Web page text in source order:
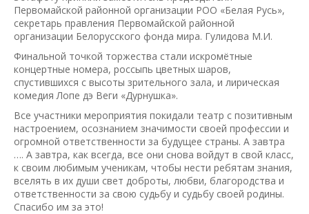
Первомайской районной организации РОО «Белая Русь»,
секретарь правления Первомайской районной
организации Белорусского фонда мира. Гулидова М.И.
Финальной точкой торжества стали искромётные
концертные номера, россыпь цветных шаров,
спустившихся с высоты зрительного зала, и лирическая
комедия Лопе дэ Веги «Дурнушка».
Все участники мероприятия покидали театр с позитивным
настроением, осознанием значимости своей профессии и
огромной ответственности за будущее страны. А завтра
…. А завтра, как всегда, все они снова войдут в свой класс,
к своим любимым ученикам, чтобы нести ребятам знания,
вселять в их души свет доброты, любви, благородства и
ответственности за свою судьбу и судьбу своей родины.
Спасибо им за это!